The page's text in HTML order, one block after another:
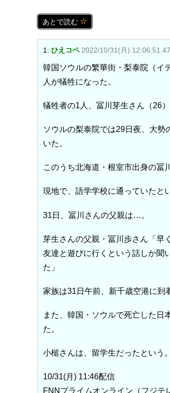
あとで読む
1: ひえコペ 2022/10/31(月)
韓国ソウルの繁華街・梨泰院（イ
人が犠牲になった。
犠牲者の1人、冨川芽生さん（26
ソウルの梨泰院では29日夜、大
いた。
このうち北海道・根室市出身の冨
現地で、語学学校に通っていたと
31日、冨川さんの父親は…。
芽生さんの父親・冨川歩さん「早
友達と遊びに行くという話しか聞
た」
家族は31日午前、新千歳空港に到
また、韓国・ソウルで死亡した日
た。
小槌さんは、留学生だったという。
10/31(月) 11:46配信
FNNプライムオンライン（フジテ